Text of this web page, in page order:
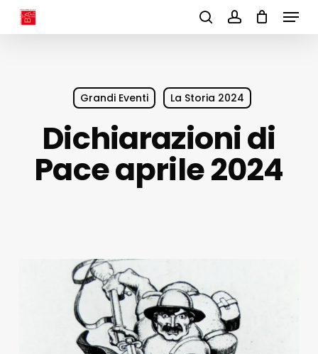
searchaccount
Menu
Grandi Eventi La Storia 2024
Dichiarazioni di
Pace aprile 2024